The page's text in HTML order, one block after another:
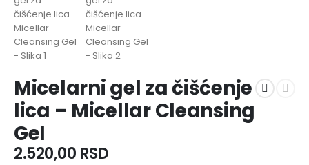
Micelarni gel za čišćenje
lica – Micellar Cleansing
Gel
2.520,00 RSD